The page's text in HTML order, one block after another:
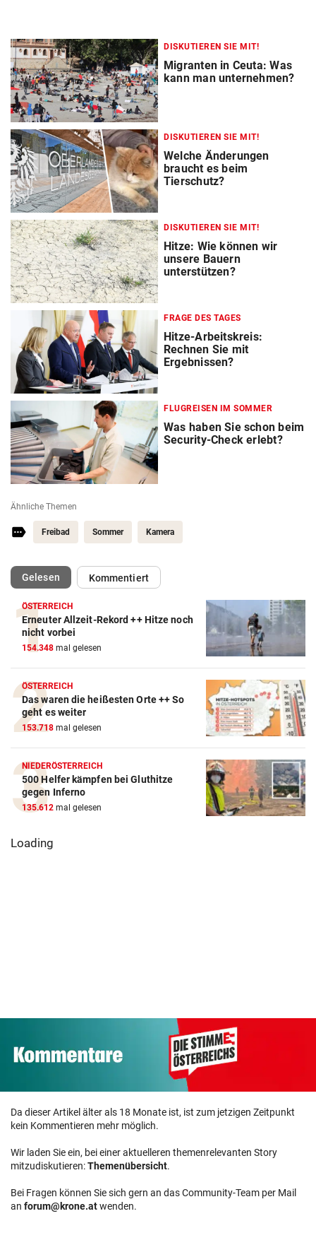
DISKUTIEREN SIE MIT!
Migranten in Ceuta: Was
kann man unternehmen?
DISKUTIEREN SIE MIT!
Welche Änderungen
braucht es beim
Tierschutz?
DISKUTIEREN SIE MIT!
Hitze: Wie können wir
unsere Bauern
unterstützen?
FRAGE DES TAGES
Hitze-Arbeitskreis:
Rechnen Sie mit
Ergebnissen?
FLUGREISEN IM SOMMER
Was haben Sie schon beim
Security-Check erlebt?
Ähnliche Themen
Freibad Sommer Kamera
Gelesen(ausgewählt)Kommentiert
ÖSTERREICH
Erneuter Allzeit-Rekord ++ Hitze noch
nicht vorbei
154.348 mal gelesen
ÖSTERREICH
Das waren die heißesten Orte ++ So
geht es weiter
153.718 mal gelesen
NIEDERÖSTERREICH
500 Helfer kämpfen bei Gluthitze
gegen Inferno
135.612 mal gelesen
Loading
Da dieser Artikel älter als 18 Monate ist, ist zum jetzigen Zeitpunkt
kein Kommentieren mehr möglich.
Wir laden Sie ein, bei einer aktuelleren themenrelevanten Story
mitzudiskutieren:Themenübersicht.
Bei Fragen können Sie sich gern an das Community-Team per Mail
an forum@krone.atwenden.